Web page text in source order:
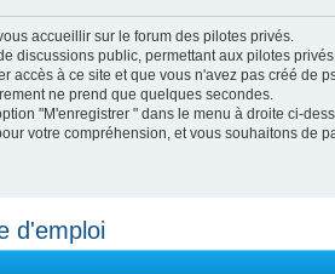
accueillir sur le forum des pilotes privés.
discussions public, permettant aux pilotes
accès à ce site et que vous n'avez pas créé de
ne prend que quelques secondes.
"M'enregistrer " dans le menu à droite ci-
votre compréhension, et vous souhaitons de
d'emploi